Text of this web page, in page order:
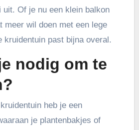
uit. Of je nu een klein balkon
meer wil doen met een lege
kruidentuin past bijna overal.
nodig om te
heb je een
je plantenbakjes of